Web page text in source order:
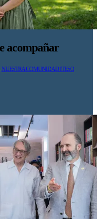
acompañar
NUESTRA COMUNIDAD ITESO